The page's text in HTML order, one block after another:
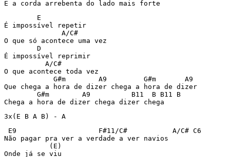
        E
É impossível repetir
              A/C#
O que só acontece uma vez
        D
É impossível reprimir
          A/C#
O que acontece toda vez
            G#m        A9         G#m       A9
Que chega a hora de dizer chega a hora de dizer
        G#m        A9          B11  B B11 B
E9                    F#11/C#           A/C# C6
Não pagar pra ver a verdade a ver navios
           (E)